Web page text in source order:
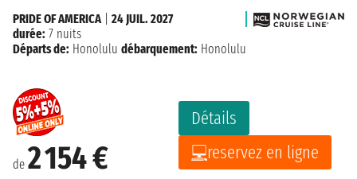
de 2 154 €
Détails
reservez en ligne
PRIDE OF AMERICA| 24 JUIL. 2027
durée: 7 nuits
Départs de: Honolulu débarquement: Honolulu